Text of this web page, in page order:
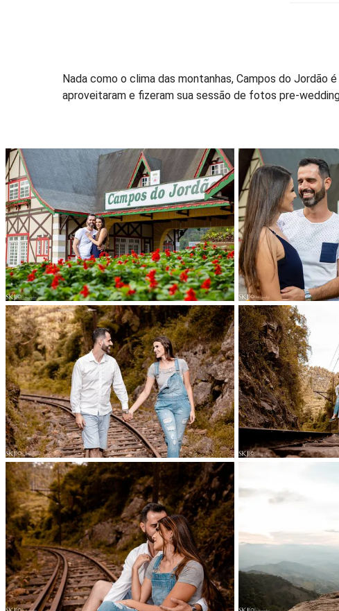
Nada como o clima das montanhas, Campos do Jordão
aproveitaram e fizeram sua sessão de fotos pre-